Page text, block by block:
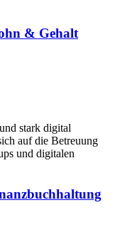
& Gehalt
stark digital
auf die Betreuung
und digitalen